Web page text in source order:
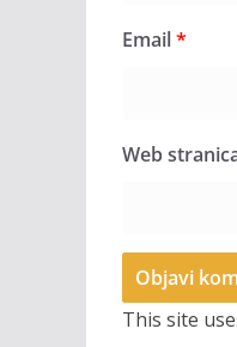
Email*
Web
This site